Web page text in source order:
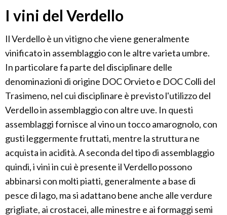
I vini del Verdello
Il Verdello è un vitigno che viene generalmente
vinificato in assemblaggio con le altre varieta umbre.
In particolare fa parte del disciplinare delle
denominazioni di origine DOC Orvieto e DOC Colli del
Trasimeno, nel cui disciplinare è previsto l'utilizzo del
Verdello in assemblaggio con altre uve. In questi
assemblaggi fornisce al vino un tocco amarognolo, con
gusti leggermente fruttati, mentre la struttura ne
acquista in acidità. A seconda del tipo di assemblaggio
quindi, i vini in cui è presente il Verdello possono
abbinarsi con molti piatti, generalmente a base di
pesce di lago, ma si adattano bene anche alle verdure
grigliate, ai crostacei, alle minestre e ai formaggi semi